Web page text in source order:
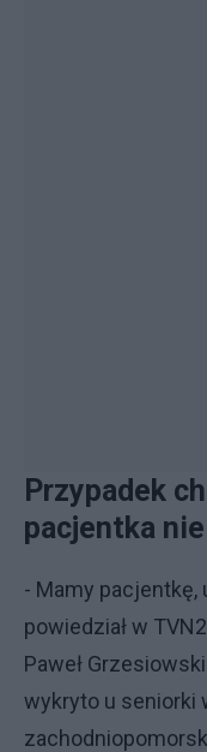
Przypadek
pacjentka
- Mamy
powiedział w
Paweł
wykryto u seniorki